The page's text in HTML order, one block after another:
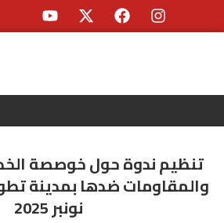
تنظيم ندوة حول خوصصة
نونبر 2025